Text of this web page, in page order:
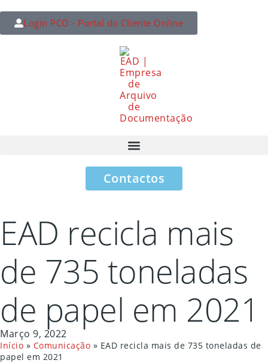
Login PCO - Portal do Cliente Online
Contactos
EAD recicla mais
de 735 toneladas
de papel em 2021
Março 9, 2022
Início » Comunicação » EAD recicla mais de 735 toneladas de
papel em 2021